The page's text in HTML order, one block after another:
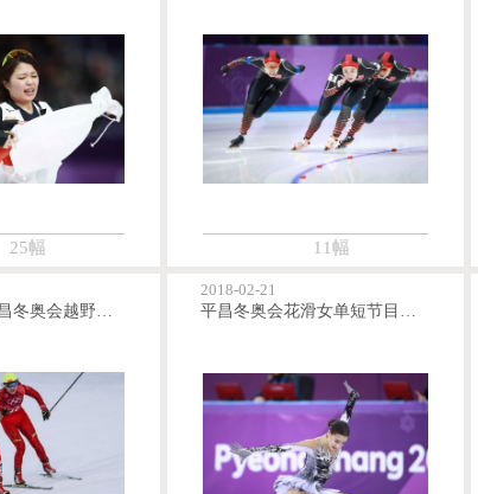
25幅 11幅
中国队无缘平昌冬奥会越野滑雪女团短距离自由技术决赛
2018-02-21
平昌冬奥会花滑女单短节目精彩纷呈